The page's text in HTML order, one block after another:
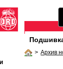
> Архив